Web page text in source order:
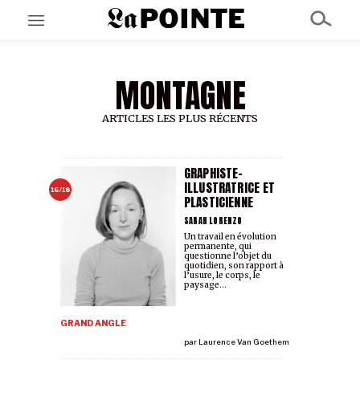
EN CE MOMENT
GRAND ANGLE
AU LARGE
À PROPOS
NOS PARTENAIRES
SOUTENEZ NOUS
MONTAGNE
ARTICLES LES PLUS RÉCENTS
16/18
GRAPHISTE-
ILLUSTRATRICE ET
PLASTICIENNE
SARAH LORENZO
GRAND ANGLE
parLaurence Van Goethem
Un travail en évolution
permanente, qui
questionne l’objet du
quotidien, son rapport à
l’usure, le corps, le
paysage...